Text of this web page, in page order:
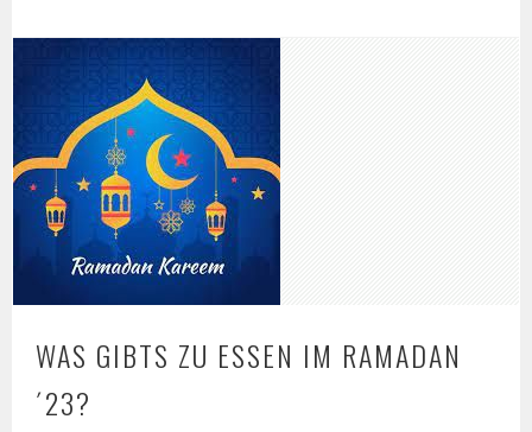
WAS GIBTS ZU ESSEN IM RAMADAN
´23?